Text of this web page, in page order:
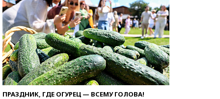
ПРАЗДНИК, ГДЕ ОГУРЕЦ — ВСЕМУ ГОЛОВА!